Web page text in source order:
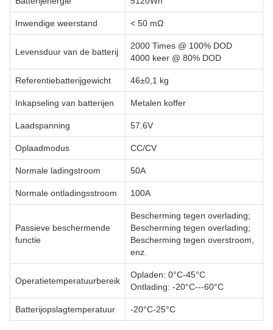
Inwendige weerstand < 50 mΩ
Levensduur van de batterij
2000 Times @ 100% DOD
4000 keer @ 80% DOD
Referentiebatterijgewicht 46±0,1 kg
Inkapseling van batterijen Metalen koffer
Laadspanning 57.6V
Oplaadmodus CC/CV
Normale ladingstroom 50A
Normale ontladingsstroom 100A
Passieve beschermende
functie
Bescherming tegen overlading;
Bescherming tegen overlading;
Bescherming tegen overstroom,
enz.
Operatietemperatuurbereik
Opladen: 0°C-45°C
Ontlading: -20°C---60°C
Batterijopslagtemperatuur -20°C-25°C